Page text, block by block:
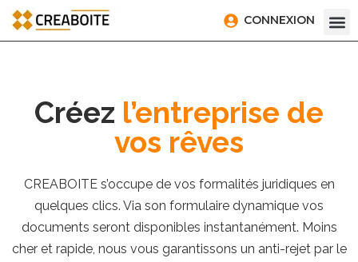
CONNEXION
Créez l’entreprise de
vos rêves
CREABOITE s’occupe de vos formalités juridiques en
quelques clics. Via son formulaire dynamique vos
documents seront disponibles instantanément. Moins
cher et rapide, nous vous garantissons un anti-rejet par le